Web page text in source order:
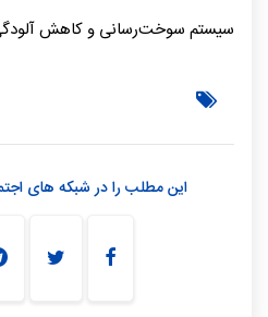
سیستم سوخت‌رسانی و کاهش
این مطلب را در شبکه های